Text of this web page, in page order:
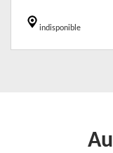
indisponible